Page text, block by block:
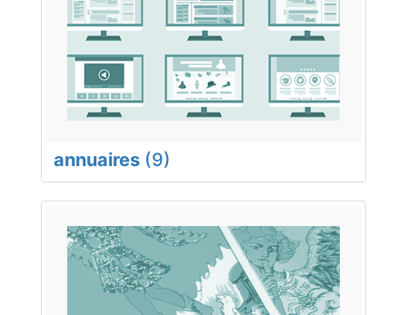
annuaires (9)